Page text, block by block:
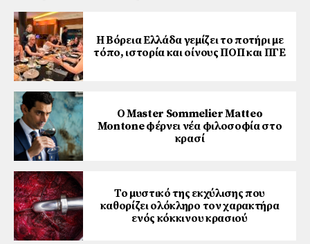
Η Βόρεια Ελλάδα γεμίζει το ποτήρι με
τόπο, ιστορία και οίνους ΠΟΠ και ΠΓΕ
Ο Master Sommelier Matteo
Montone φέρνει νέα φιλοσοφία στο
κρασί
Το μυστικό της εκχύλισης που
καθορίζει ολόκληρο τον χαρακτήρα
ενός κόκκινου κρασιού